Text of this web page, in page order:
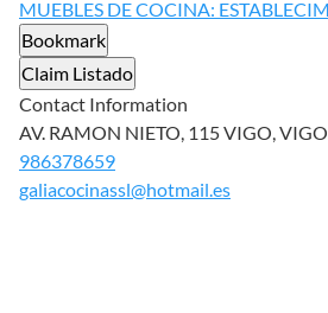
MUEBLES DE COCINA:
Bookmark
Claim Listado
Contact Information
AV. RAMON NIETO, 115 VIGO,
986378659
galiacocinassl@hotmail.es